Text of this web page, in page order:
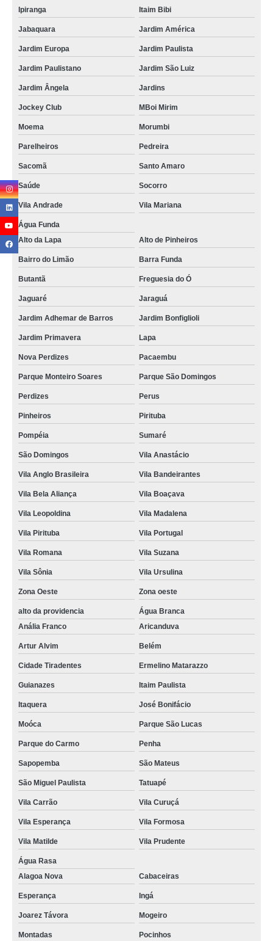
Ipiranga Itaim Bibi
Jabaquara Jardim América
Jardim Europa Jardim Paulista
Jardim Paulistano Jardim São Luiz
Jardim Ângela Jardins
Jockey Club MBoi Mirim
Moema Morumbi
Parelheiros Pedreira
Sacomã Santo Amaro
Saúde Socorro
Vila Andrade Vila Mariana
Água Funda
Alto da Lapa
Alto de Pinheiros
Bairro do Limão Barra Funda
Butantã Freguesia do Ó
Jaguaré Jaraguá
Jardim Adhemar de Barros Jardim Bonfiglioli
Jardim Primavera Lapa
Nova Perdizes Pacaembu
Parque Monteiro Soares Parque São Domingos
Perdizes Perus
Pinheiros Pirituba
Pompéia Sumaré
São Domingos Vila Anastácio
Vila Anglo Brasileira Vila Bandeirantes
Vila Bela Aliança Vila Boaçava
Vila Leopoldina Vila Madalena
Vila Pirituba Vila Portugal
Vila Romana Vila Suzana
Vila Sônia Vila Ursulina
Zona Oeste Zona oeste
alto da providencia
Água Branca
Anália Franco
Aricanduva
Artur Alvim Belém
Cidade Tiradentes Ermelino Matarazzo
Guianazes Itaim Paulista
Itaquera José Bonifácio
Moóca Parque São Lucas
Parque do Carmo Penha
Sapopemba São Mateus
São Miguel Paulista Tatuapé
Vila Carrão Vila Curuçá
Vila Esperança Vila Formosa
Vila Matilde Vila Prudente
Água Rasa
Alagoa Nova
Cabaceiras
Esperança Ingá
Joarez Távora Mogeiro
Montadas Pocinhos